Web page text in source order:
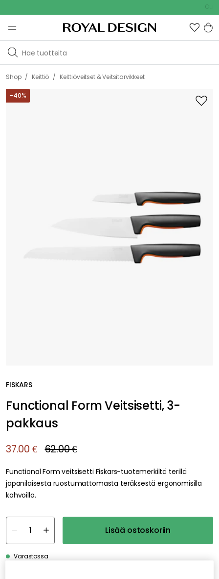
Shop / Keittiö / Keittiöveitset & Veitsitarvikkeet
-40%
FISKARS
Functional Form Veitsisetti, 3-
pakkaus
37.00 € 62.00 €
Functional Form veitsisetti Fiskars-tuotemerkiltä terillä
japanilaisesta ruostumattomasta teräksestä ergonomisilla
kahvoilla.
Lisää ostoskoriin
Varastossa